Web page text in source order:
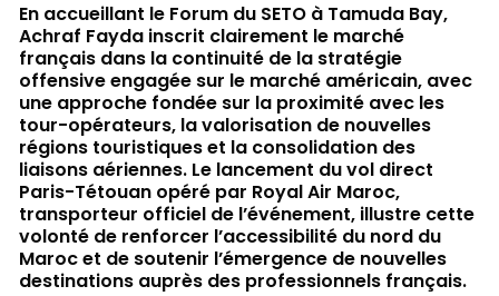
En accueillant le Forum du SETO à Tamuda Bay,
Achraf Fayda inscrit clairement le marché
français dans la continuité de la stratégie
offensive engagée sur le marché américain, avec
une approche fondée sur la proximité avec les
tour-opérateurs, la valorisation de nouvelles
régions touristiques et la consolidation des
liaisons aériennes. Le lancement du vol direct
Paris-Tétouan opéré par Royal Air Maroc,
transporteur officiel de l’événement, illustre cette
volonté de renforcer l’accessibilité du nord du
Maroc et de soutenir l’émergence de nouvelles
destinations auprès des professionnels français.